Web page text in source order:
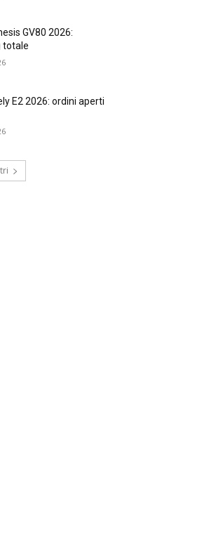
GV80 2026:
totale
E2 2026: ordini aperti